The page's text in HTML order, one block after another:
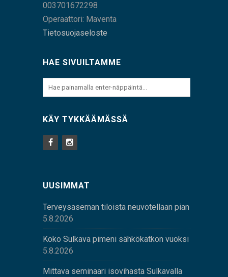
003701672298
Operaattori: Maventa
Tietosuojaseloste
HAE SIVUILTAMME
KÄY TYKKÄÄMÄSSÄ
UUSIMMAT
Terveysaseman tiloista neuvotellaan pian
5.8.2026
Koko Sulkava pimeni sähkökatkon vuoksi
5.8.2026
Mittava seminaari isovihasta Sulkavalla